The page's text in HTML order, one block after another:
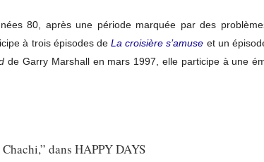
80, après une période marquée par des
à trois épisodes deLa croisière s’amuse et un
de Garry Marshall en mars 1997, elle participe à une
dans HAPPY DAYS